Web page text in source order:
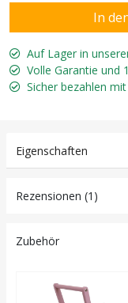
Auf Lager in
Volle Garantie und
Sicher bezahlen
Eigenschaften
Rezensionen (1)
Zubehör